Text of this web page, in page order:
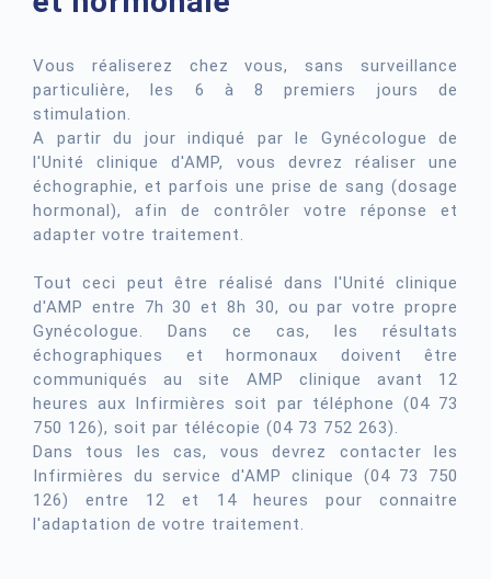
Vous réaliserez chez vous, sans surveillance
particulière, les 6 à 8 premiers jours de
stimulation.
A partir du jour indiqué par le Gynécologue de
l'Unité clinique d'AMP, vous devrez réaliser une
échographie, et parfois une prise de sang (dosage
hormonal), afin de contrôler votre réponse et
adapter votre traitement.
Tout ceci peut être réalisé dans l'Unité clinique
d'AMP entre 7h 30 et 8h 30, ou par votre propre
Gynécologue. Dans ce cas, les résultats
échographiques et hormonaux doivent être
communiqués au site AMP clinique avant 12
heures aux Infirmières soit par téléphone (04 73
750 126), soit par télécopie (04 73 752 263).
Dans tous les cas, vous devrez contacter les
Infirmières du service d'AMP clinique (04 73 750
126) entre 12 et 14 heures pour connaitre
l'adaptation de votre traitement.